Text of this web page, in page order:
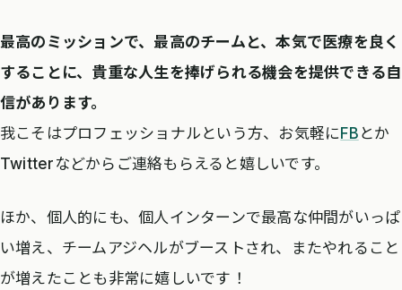
最高のミッションで、最高のチームと、本気で医療を良く
することに、貴重な人生を捧げられる機会を提供できる自
信があります。
我こそはプロフェッショナルという方、お気軽に FB とか
Twitterなどからご連絡もらえると嬉しいです。
ほか、個人的にも、個人インターンで最高な仲間がいっぱ
い増え、チームアジヘルがブーストされ、またやれること
が増えたことも非常に嬉しいです！